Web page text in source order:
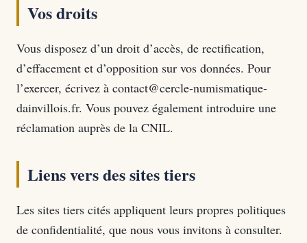
Vos droits
Vous disposez d’un droit d’accès, de rectification,
d’effacement et d’opposition sur vos données. Pour
l’exercer, écrivez à contact@cercle-numismatique-
dainvillois.fr. Vous pouvez également introduire une
réclamation auprès de la CNIL.
Liens vers des sites tiers
Les sites tiers cités appliquent leurs propres politiques
de confidentialité, que nous vous invitons à consulter.